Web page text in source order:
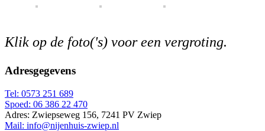
Klik op de foto('s) voor een vergroting.
Adresgegevens
Tel: 0573 251 689
Spoed: 06 386 22 470
Adres: Zwiepseweg 156, 7241 PV Zwiep
Mail: info@nijenhuis-zwiep.nl